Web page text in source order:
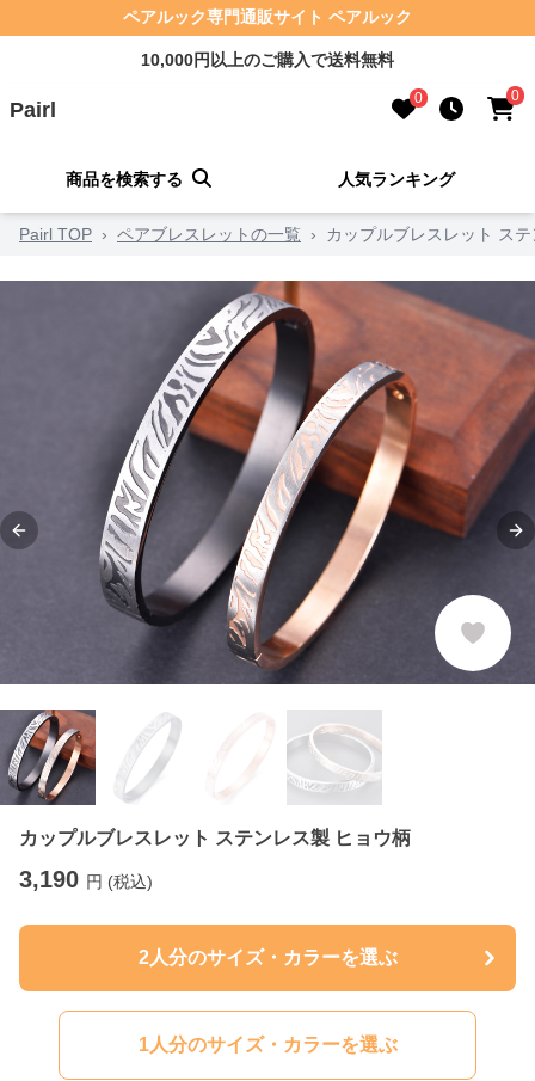
ペアルック専門通販サイト ペアルック
10,000円以上のご購入で送料無料
Pairl 0 0
商品を検索する 人気ランキング
Pairl TOP › ペアブレスレットの一覧 › カップルブレスレット ス
Previous slide
カップルブレスレット ステンレス製 ヒョウ柄
3,190 円 (税込)
2人分のサイズ・カラーを選ぶ
1人分のサイズ・カラーを選ぶ